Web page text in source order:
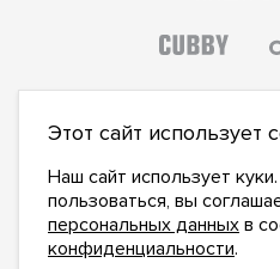
Этот сайт использует
Наш сайт использует
пользоваться, вы
персональных данных в
конфиденциальности.